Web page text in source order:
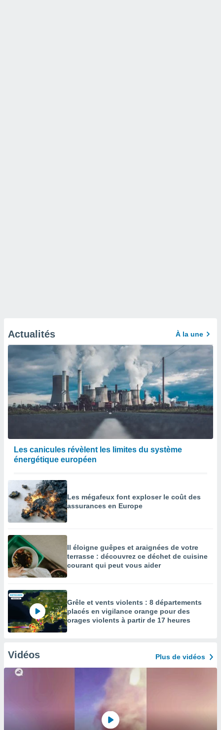
Actualités À la une
Les canicules révèlent les limites du système
énergétique européen
Les mégafeux font exploser le coût des
assurances en Europe
Il éloigne guêpes et araignées de votre
terrasse : découvrez ce déchet de cuisine
courant qui peut vous aider
Grêle et vents violents : 8 départements
placés en vigilance orange pour des
orages violents à partir de 17 heures
Vidéos Plus de vidéos